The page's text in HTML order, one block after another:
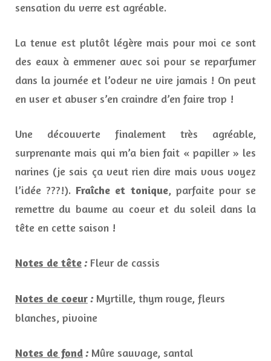
sensation du verre est agréable.
La tenue est plutôt légère mais pour moi ce sont
des eaux à emmener avec soi pour se reparfumer
dans la journée et l’odeur ne vire jamais ! On peut
en user et abuser s’en craindre d’en faire trop !
Une découverte finalement très agréable,
surprenante mais qui m’a bien fait « papiller » les
narines (je sais ça veut rien dire mais vous voyez
l’idée ???!). Fraîche et tonique, parfaite pour se
remettre du baume au coeur et du soleil dans la
tête en cette saison !
Notes de tête: Fleur de cassis
Notes de coeur: Myrtille, thym rouge, fleurs
blanches, pivoine
Notes de fond: Mûre sauvage, santal